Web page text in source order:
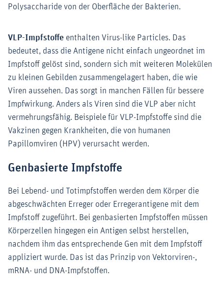
Polysaccharide von der Oberfläche der Bakterien.
VLP-Impfstoffe enthalten Virus-like Particles. Das
bedeutet, dass die Antigene nicht einfach ungeordnet im
Impfstoff gelöst sind, sondern sich mit weiteren Molekülen
zu kleinen Gebilden zusammengelagert haben, die wie
Viren aussehen. Das sorgt in manchen Fällen für bessere
Impfwirkung. Anders als Viren sind die VLP aber nicht
vermehrungsfähig. Beispiele für VLP-Impfstoffe sind die
Vakzinen gegen Krankheiten, die von humanen
Papillomviren (HPV) verursacht werden.
Genbasierte Impfstoffe
Bei Lebend- und Totimpfstoffen werden dem Körper die
abgeschwächten Erreger oder Erregerantigene mit dem
Impfstoff zugeführt. Bei genbasierten Impfstoffen müssen
Körperzellen hingegen ein Antigen selbst herstellen,
nachdem ihm das entsprechende Gen mit dem Impfstoff
appliziert wurde. Das ist das Prinzip von Vektorviren-,
mRNA- und DNA-Impfstoffen.